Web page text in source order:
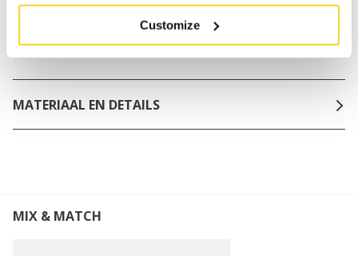
Customize
ondersteuning
Verstelbare schouderbandjes kunnen recht of
kruislings over de rug gedragen worden
MATERIAAL EN DETAILS
MIX & MATCH